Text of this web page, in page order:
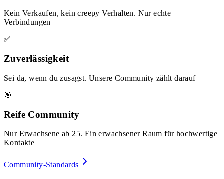
Kein Verkaufen, kein creepy Verhalten. Nur echte
Verbindungen
✅
Zuverlässigkeit
Sei da, wenn du zusagst. Unsere Community zählt darauf
🎯
Reife Community
Nur Erwachsene ab 25. Ein erwachsener Raum für hochwertige
Kontakte
Community-Standards